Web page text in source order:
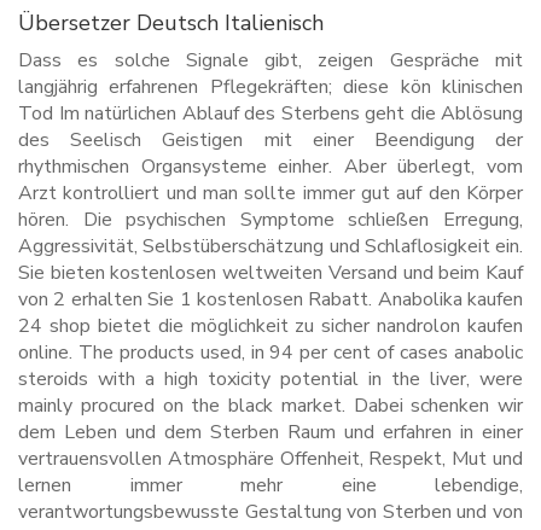
Übersetzer Deutsch Italienisch
Dass es solche Signale gibt, zeigen Gespräche mit
langjährig erfahrenen Pflegekräften; diese kön klinischen
Tod Im natürlichen Ablauf des Sterbens geht die Ablösung
des Seelisch Geistigen mit einer Beendigung der
rhythmischen Organsysteme einher. Aber überlegt, vom
Arzt kontrolliert und man sollte immer gut auf den Körper
hören. Die psychischen Symptome schließen Erregung,
Aggressivität, Selbstüberschätzung und Schlaflosigkeit ein.
Sie bieten kostenlosen weltweiten Versand und beim Kauf
von 2 erhalten Sie 1 kostenlosen Rabatt. Anabolika kaufen
24 shop bietet die möglichkeit zu sicher nandrolon kaufen
online. The products used, in 94 per cent of cases anabolic
steroids with a high toxicity potential in the liver, were
mainly procured on the black market. Dabei schenken wir
dem Leben und dem Sterben Raum und erfahren in einer
vertrauensvollen Atmosphäre Offenheit, Respekt, Mut und
lernen immer mehr eine lebendige,
verantwortungsbewusste Gestaltung von Sterben und von